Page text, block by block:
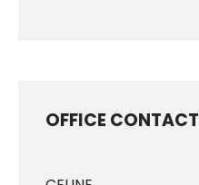
OFFICE CONTACT